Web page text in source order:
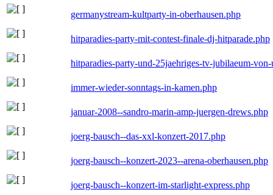
germanystream-kultparty-in-oberhausen.php
hitparadies-party-mit-contest-finale-dj-hitparade.php
hitparadies-party-und-25jaehriges-tv-jubilaeum-
immer-wieder-sonntags-in-kamen.php
januar-2008--sandro-marin-amp-juergen-drews.php
joerg-bausch--das-xxl-konzert-2017.php
joerg-bausch--konzert-2023--arena-oberhausen.php
joerg-bausch--konzert-im-starlight-express.php